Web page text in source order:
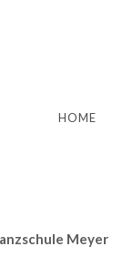
HOME
Meyer